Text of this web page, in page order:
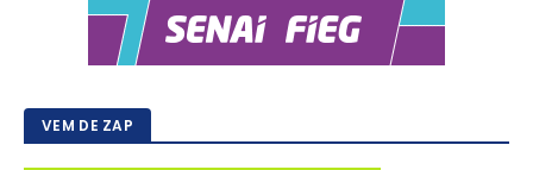
VEM DE ZAP